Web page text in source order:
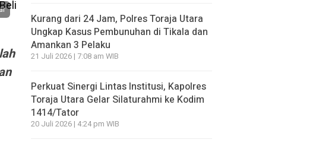
Kurang dari 24 Jam, Polres Toraja Utara
Ungkap Kasus Pembunuhan di Tikala dan
Amankan 3 Pelaku
21 Juli 2026 | 7:08 am WIB
Perkuat Sinergi Lintas Institusi, Kapolres
Toraja Utara Gelar Silaturahmi ke Kodim
1414/Tator
20 Juli 2026 | 4:24 pm WIB